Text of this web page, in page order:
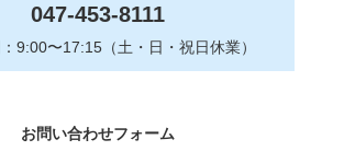
047-453-8111
9:00〜17:15（土・日・祝日休業）
お問い合わせフォーム